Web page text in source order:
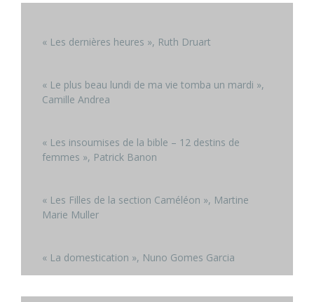
« Les dernières heures », Ruth Druart
« Le plus beau lundi de ma vie tomba un mardi »,
Camille Andrea
« Les insoumises de la bible – 12 destins de
femmes », Patrick Banon
« Les Filles de la section Caméléon », Martine
Marie Muller
« La domestication », Nuno Gomes Garcia